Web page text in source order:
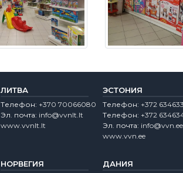
ЛИТВА
Tелефон: +370 70066080
Эл. почта: info@vvnlt.lt
www.vvnlt.lt
ЭСТОНИЯ
Tелефон: +372
Tелефон: +372
Эл. почта: info@vvn.ee
www.vvn.ee
НОРВЕГИЯ ДАНИЯ